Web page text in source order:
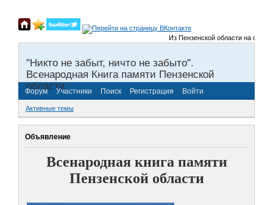
Из Пензенской области на
"Никто не забыт, ничто не забыто".
Всенародная Книга памяти Пензенской
области.
Форум Участники Поиск Регистрация Войти
Активные темы
Объявление
Всенародная книга памяти
Пензенской области